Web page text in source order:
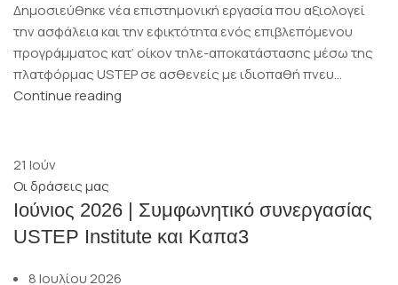
Δημοσιεύθηκε νέα επιστημονική εργασία που αξιολογεί
την ασφάλεια και την εφικτότητα ενός επιβλεπόμενου
προγράμματος κατ’ οίκον τηλε-αποκατάστασης μέσω της
πλατφόρμας USTEP σε ασθενείς με ιδιοπαθή πνευ...
Continue reading
21 Ιούν
Οι δράσεις μας
Ιούνιος 2026 | Συμφωνητικό συνεργασίας
USTEP Institute και Καπα3
8 Ιουλίου 2026